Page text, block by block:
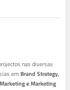
nas diversas
em Brand Strategy,
e Marketing